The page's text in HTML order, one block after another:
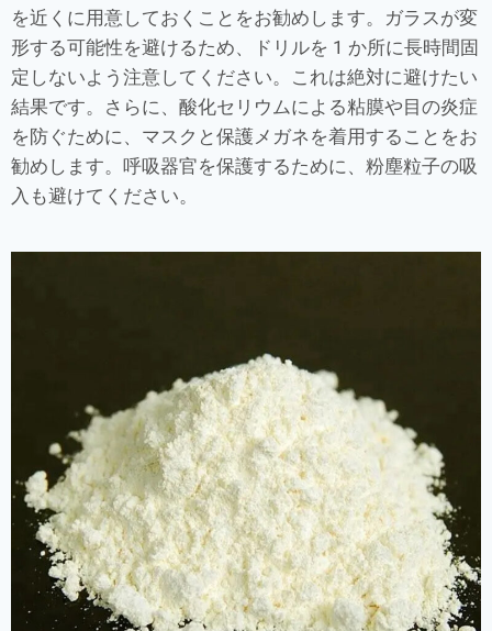
を近くに用意しておくことをお勧めします。ガラスが変
形する可能性を避けるため、ドリルを 1 か所に長時間固
定しないよう注意してください。これは絶対に避けたい
結果です。さらに、酸化セリウムによる粘膜や目の炎症
を防ぐために、マスクと保護メガネを着用することをお
勧めします。呼吸器官を保護するために、粉塵粒子の吸
入も避けてください。